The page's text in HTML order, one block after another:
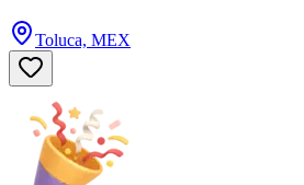
Toluca, MEX